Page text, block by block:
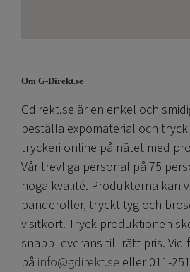
Om G-Direkt.se
Gdirekt.se är en enkel och
beställa expomaterial och
tryckeri online på nätet med
Vår trevliga personal på 75
höga kvalité. Produkterna kan
banderoller, tryckt tyg och
visitkort. Tryck produktionen
snabb leverans till rätt pris.
på info@gdirekt.se eller 011-